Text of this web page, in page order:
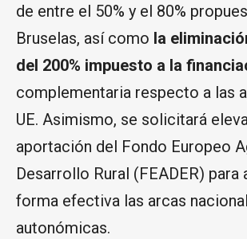
de entre el 50% y el 80%
Bruselas, así como la
del 200% impuesto a la
complementaria respecto a las
UE. Asimismo, se solicitará
aportación del Fondo Europeo
Desarrollo Rural (FEADER) para
forma efectiva las arcas
autonómicas.